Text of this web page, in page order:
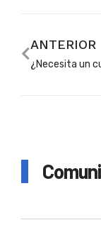
ANTERIOR